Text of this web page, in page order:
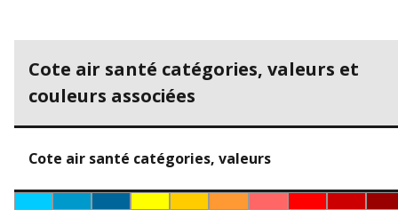
Cote air santé catégories, valeurs et
couleurs associées
Cote air santé catégories, valeurs